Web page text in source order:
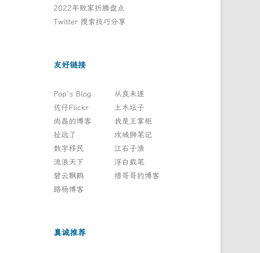
2022年败家折腾盘点
Twitter 搜索技巧分享
友好链接
Pop's Blog
从良未遂
佐仔Flickr
土木坛子
尚磊的博客
我是王掌柜
扯远了
攻城狮笔记
数字移民
江石子渔
流浪天下
浮白载笔
碧云飘鹤
缙哥哥的博客
路杨博客
真诚推荐